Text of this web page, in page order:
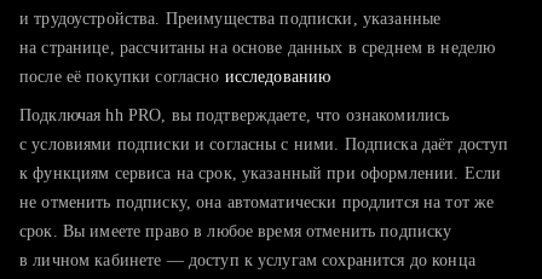
тратите много времени на поиск и вручную поднимаете
хотите сравнить себя с конкурентами и оценить шансы
и трудоустройства. Преимущества подписки, указанные
на странице, рассчитаны на основе данных в среднем в неделю
после её покупки согласно исследованию
Подключая hh PRO, вы подтверждаете, что ознакомились
с условиями подписки и согласны с ними. Подписка даёт доступ
к функциям сервиса на срок, указанный при оформлении. Если
не отменить подписку, она автоматически продлится на тот же
срок. Вы имеете право в любое время отменить подписку
в личном кабинете — доступ к услугам сохранится до конца